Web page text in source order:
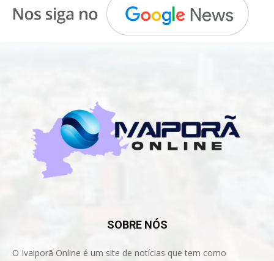
SOBRE NÓS
O Ivaiporã Online é um site de notícias que tem como